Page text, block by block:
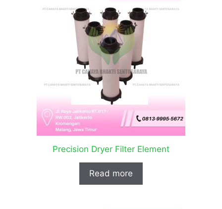
Precision Dryer Filter Element
Read more